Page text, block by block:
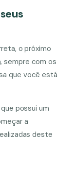
o próximo
sempre com os
que você está
possui um
a
deste